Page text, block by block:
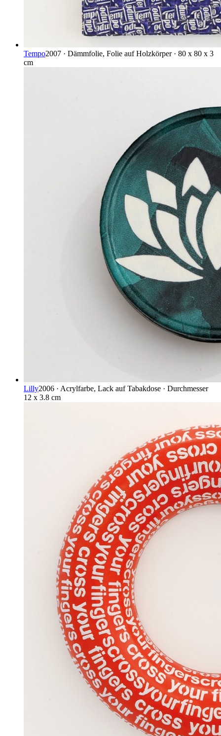
Tempo2007 · Dämmfolie, Folie auf Holzkörper · 80 x 80 x 3
cm
Lilly2006 · Acrylfarbe, Lack auf Tabakdose · Durchmesser
12 x 3.8 cm